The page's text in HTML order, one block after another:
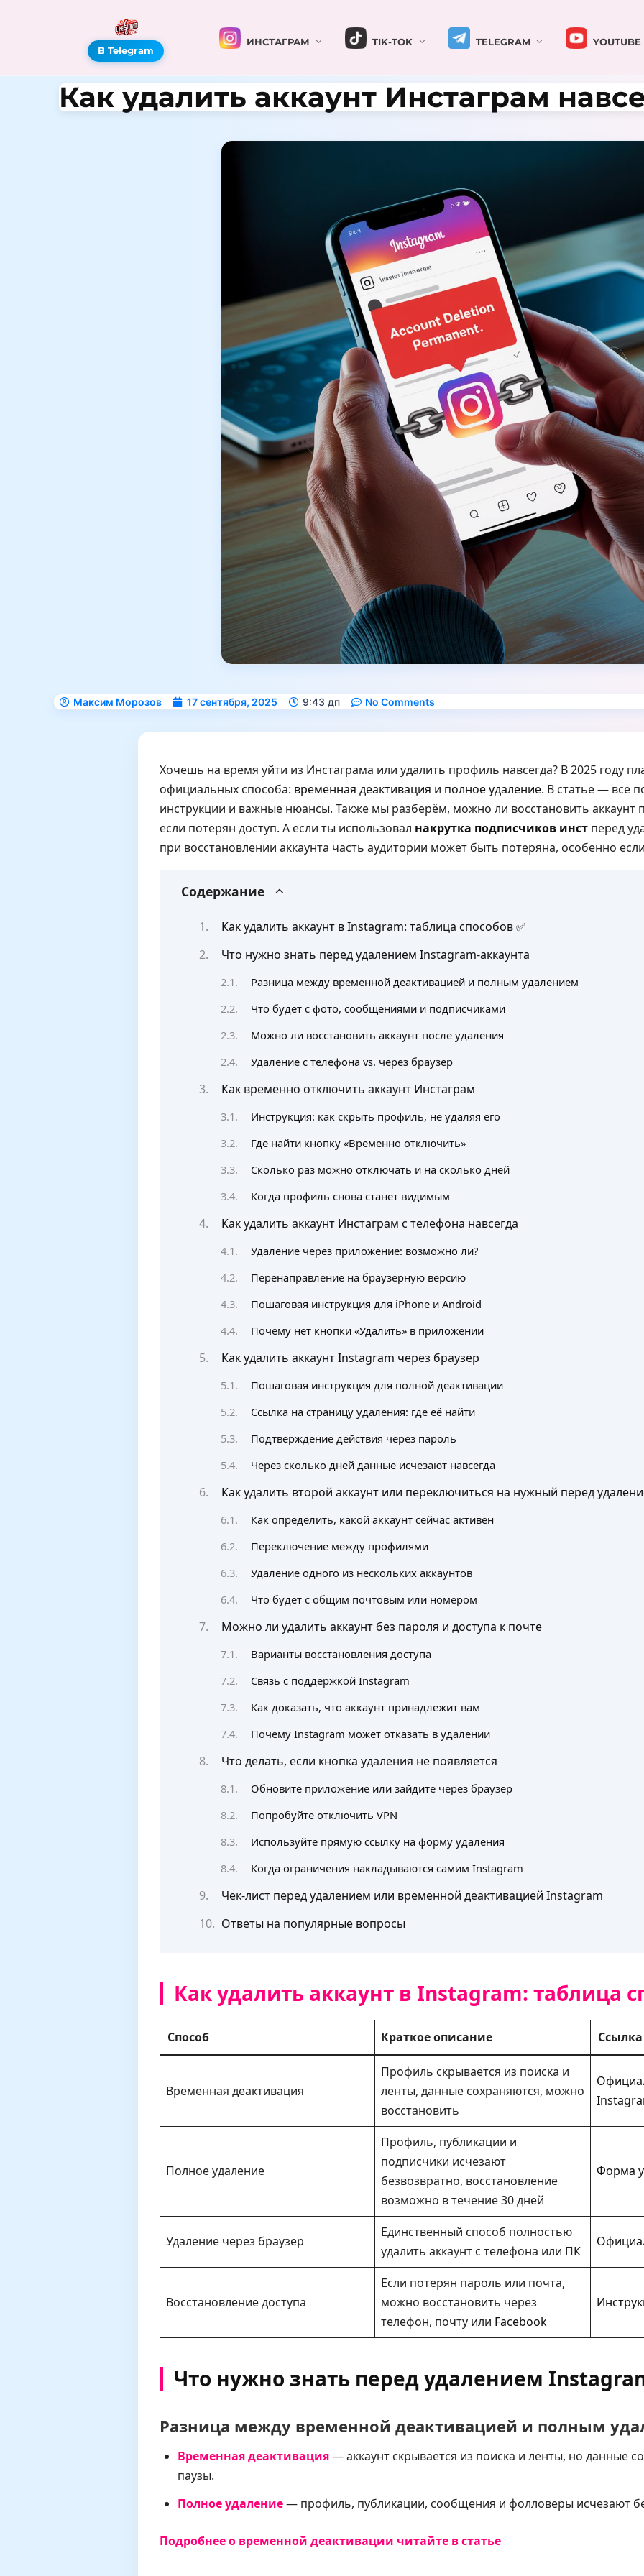
В Telegram
ИНСТАГРАМ TIK-TOK TELEGRAM YOUTUBE
Как удалить аккаунт Инстаграм
Максим Морозов 17 сентября, 2025 9:43 дп No Comments
Хочешь на время уйти из Инстаграма или удалить профиль навсегда? В 2025 году
официальных способа: временная деактивация и полное удаление. В статье — все
инструкции и важные нюансы. Также мы разберём, можно ли восстановить аккаунт
если потерян доступ. А если ты использовал накрутка подписчиков инст перед
при восстановлении аккаунта часть аудитории может быть потеряна, особенно
Содержание
Как удалить аккаунт в Instagram: таблица способов ✅
Что нужно знать перед удалением Instagram-аккаунта
Разница между временной деактивацией и полным удалением
Что будет с фото, сообщениями и подписчиками
Можно ли восстановить аккаунт после удаления
Удаление с телефона vs. через браузер
Как временно отключить аккаунт Инстаграм
Инструкция: как скрыть профиль, не удаляя его
Где найти кнопку «Временно отключить»
Сколько раз можно отключать и на сколько дней
Когда профиль снова станет видимым
Как удалить аккаунт Инстаграм с телефона навсегда
Удаление через приложение: возможно ли?
Перенаправление на браузерную версию
Пошаговая инструкция для iPhone и Android
Почему нет кнопки «Удалить» в приложении
Как удалить аккаунт Instagram через браузер
Пошаговая инструкция для полной деактивации
Ссылка на страницу удаления: где её найти
Подтверждение действия через пароль
Через сколько дней данные исчезают навсегда
Как удалить второй аккаунт или переключиться на нужный перед
Как определить, какой аккаунт сейчас активен
Переключение между профилями
Удаление одного из нескольких аккаунтов
Что будет с общим почтовым или номером
Можно ли удалить аккаунт без пароля и доступа к почте
Варианты восстановления доступа
Связь с поддержкой Instagram
Как доказать, что аккаунт принадлежит вам
Почему Instagram может отказать в удалении
Что делать, если кнопка удаления не появляется
Обновите приложение или зайдите через браузер
Попробуйте отключить VPN
Используйте прямую ссылку на форму удаления
Когда ограничения накладываются самим Instagram
Чек‑лист перед удалением или временной деактивацией Instagram
Ответы на популярные вопросы
Как удалить аккаунт в Instagram: таблица
Способ Краткое описание Ссылка
Временная деактивация
Профиль скрывается из поиска и
ленты, данные сохраняются, можно
восстановить
Полное удаление
Профиль, публикации и
подписчики исчезают
безвозвратно, восстановление
возможно в течение 30 дней
Форма
Удаление через браузер
Единственный способ полностью
удалить аккаунт с телефона или ПК
Восстановление доступа
Если потерян пароль или почта,
можно восстановить через
телефон, почту или Facebook
Что нужно знать перед удалением
Разница между временной деактивацией и полным
Временная деактивация— аккаунт скрывается из поиска и ленты, но данные
паузы.
Полное удаление— профиль, публикации, сообщения и фолловеры исчезают
Подробнее о временной деактивации читайте в статье